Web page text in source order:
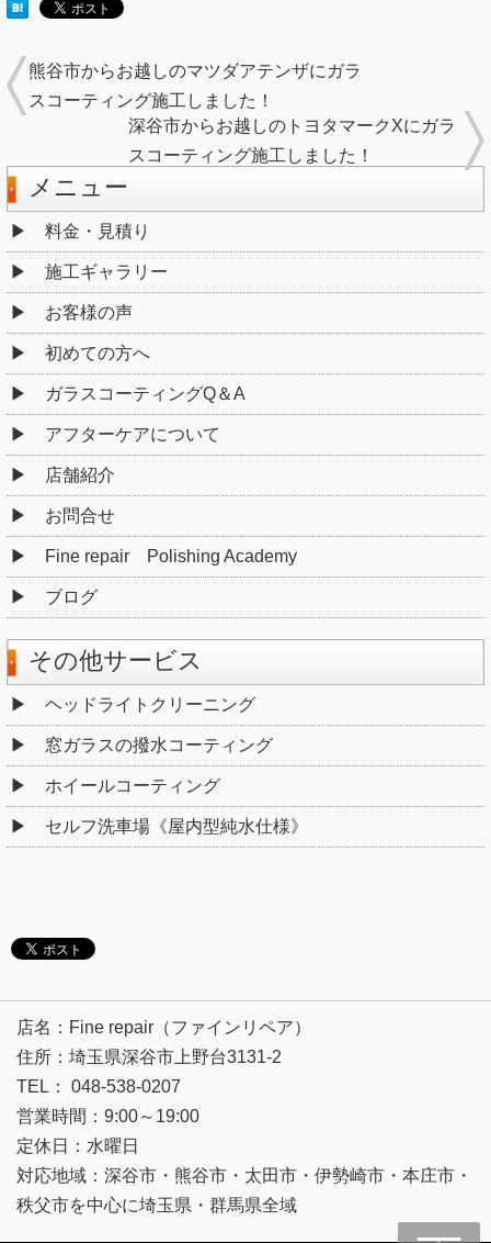
熊谷市からお越しのマツダアテンザにガラ
スコーティング施工しました！
深谷市からお越しのトヨタマークXにガラ
スコーティング施工しました！
メニュー
料金・見積り
施工ギャラリー
お客様の声
初めての方へ
ガラスコーティングQ＆A
アフターケアについて
店舗紹介
お問合せ
Fine repair Polishing Academy
ブログ
その他サービス
ヘッドライトクリーニング
窓ガラスの撥水コーティング
ホイールコーティング
セルフ洗車場《屋内型純水仕様》
店名：Fine repair（ファインリペア）
住所：埼玉県深谷市上野台3131-2
TEL： 048-538-0207
営業時間：9:00～19:00
定休日：水曜日
対応地域：深谷市・熊谷市・太田市・伊勢崎市・本庄市・
秩父市を中心に埼玉県・群馬県全域